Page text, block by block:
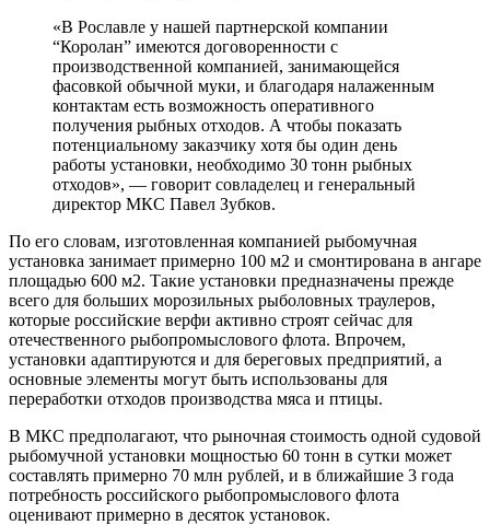
«В Рославле у нашей партнерской компании
“Королан” имеются договоренности с
производственной компанией, занимающейся
фасовкой обычной муки, и благодаря налаженным
контактам есть возможность оперативного
получения рыбных отходов. А чтобы показать
потенциальному заказчику хотя бы один день
работы установки, необходимо 30 тонн рыбных
отходов», — говорит совладелец и генеральный
директор МКС Павел Зубков.
По его словам, изготовленная компанией рыбомучная
установка занимает примерно 100 м2 и смонтирована в ангаре
площадью 600 м2. Такие установки предназначены прежде
всего для больших морозильных рыболовных траулеров,
которые российские верфи активно строят сейчас для
отечественного рыбопромыслового флота. Впрочем,
установки адаптируются и для береговых предприятий, а
основные элементы могут быть использованы для
переработки отходов производства мяса и птицы.
В МКС предполагают, что рыночная стоимость одной судовой
рыбомучной установки мощностью 60 тонн в сутки может
составлять примерно 70 млн рублей, и в ближайшие 3 года
потребность российского рыбопромыслового флота
оценивают примерно в десяток установок.